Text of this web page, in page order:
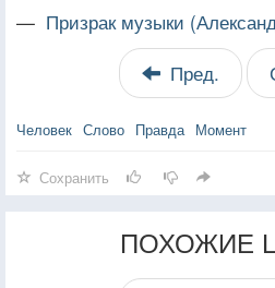
— Призрак музыки
Пред.
Человек Слово Правда Момент
Сохранить
ПОХОЖИЕ